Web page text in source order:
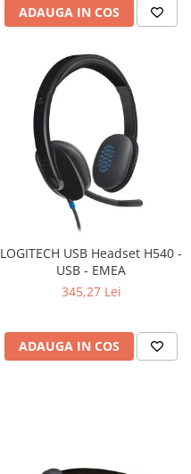
ADAUGA IN COS
LOGITECH USB Headset H540 -
USB - EMEA
345,27 Lei
ADAUGA IN COS